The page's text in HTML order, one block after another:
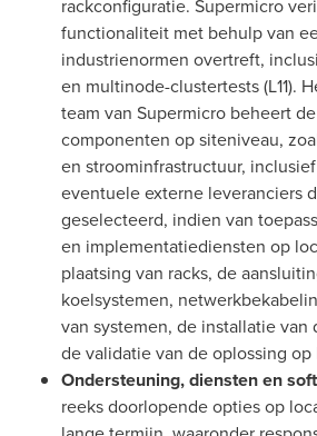
rackconfiguratie. Supermicro
functionaliteit met behulp van
industrienormen overtreft,
en multinode-clustertests (L11).
team van Supermicro beheert
componenten op siteniveau,
en stroominfrastructuur,
eventuele externe leveranciers
geselecteerd, indien van
en implementatiediensten op
plaatsing van racks, de
koelsystemen,
van systemen, de installatie van
de validatie van de oplossing op
Ondersteuning, diensten en
reeks doorlopende opties op